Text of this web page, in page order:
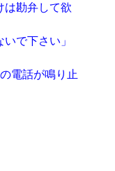
は勘弁して欲
で下さい」
電話が鳴り止